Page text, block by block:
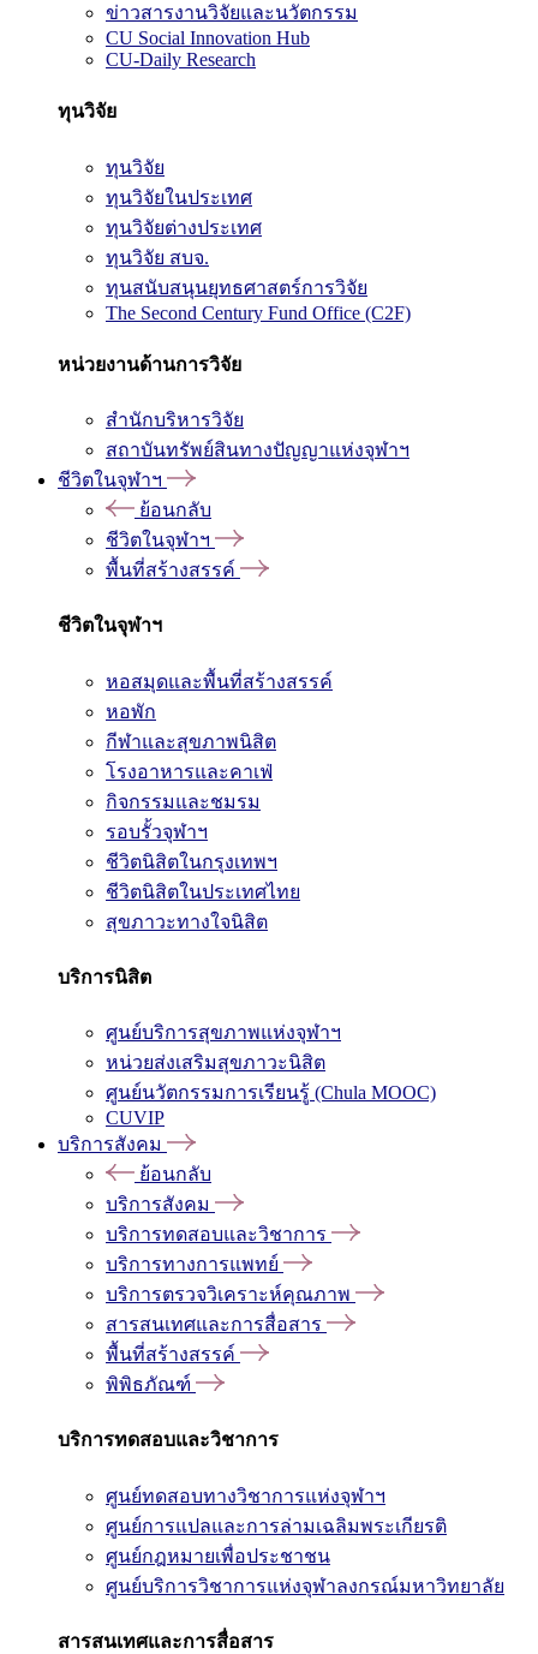
ข่าวสารงานวิจัยและนวัตกรรม
CU Social Innovation Hub
CU-Daily Research
ทุนวิจัย
ทุนวิจัย
ทุนวิจัยในประเทศ
ทุนวิจัยต่างประเทศ
ทุนวิจัย สบจ.
ทุนสนับสนุนยุทธศาสตร์การวิจัย
The Second Century Fund Office (C2F)
หน่วยงานด้านการวิจัย
สำนักบริหารวิจัย
สถาบันทรัพย์สินทางปัญญาแห่งจุฬาฯ
ชีวิตในจุฬาฯ
ย้อนกลับ
ชีวิตในจุฬาฯ
พื้นที่สร้างสรรค์
ชีวิตในจุฬาฯ
หอสมุดและพื้นที่สร้างสรรค์
หอพัก
กีฬาและสุขภาพนิสิต
โรงอาหารและคาเฟ่
กิจกรรมและชมรม
รอบรั้วจุฬาฯ
ชีวิตนิสิตในกรุงเทพฯ
ชีวิตนิสิตในประเทศไทย
สุขภาวะทางใจนิสิต
บริการนิสิต
ศูนย์บริการสุขภาพแห่งจุฬาฯ
หน่วยส่งเสริมสุขภาวะนิสิต
ศูนย์นวัตกรรมการเรียนรู้ (Chula MOOC)
CUVIP
บริการสังคม
ย้อนกลับ
บริการสังคม
บริการทดสอบและวิชาการ
บริการทางการแพทย์
บริการตรวจวิเคราะห์คุณภาพ
สารสนเทศและการสื่อสาร
พื้นที่สร้างสรรค์
พิพิธภัณฑ์
บริการทดสอบและวิชาการ
ศูนย์ทดสอบทางวิชาการแห่งจุฬาฯ
ศูนย์การแปลและการล่ามเฉลิมพระเกียรติ
ศูนย์กฎหมายเพื่อประชาชน
ศูนย์บริการวิชาการแห่งจุฬาลงกรณ์มหาวิทยาลัย
สารสนเทศและการสื่อสาร